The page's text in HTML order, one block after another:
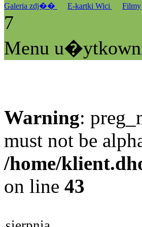
Galeria zdj�� E-kartki Wici Filmy
7
Menu
Warning:
must not be
/home/
on line 43